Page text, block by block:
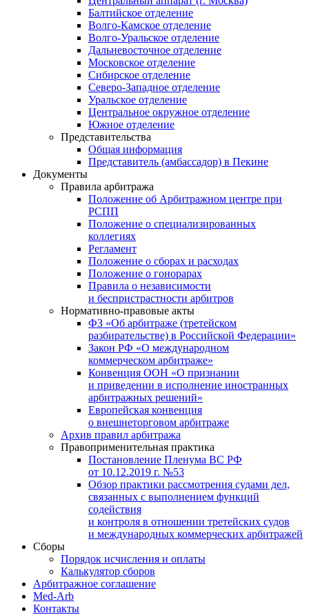
Балтийское отделение
Волго-Камское отделение
Волго-Уральское отделение
Дальневосточное отделение
Московское отделение
Сибирское отделение
Северо-Западное отделение
Уральское отделение
Центральное окружное отделение
Южное отделение
Представительства
Общая информация
Представитель (амбассадор) в Пекине
Документы
Правила арбитража
Положение об Арбитражном центре при
РСПП
Положение о специализированных
коллегиях
Регламент
Положение о сборах и расходах
Положение о гонорарах
Правила о независимости
и беспристрастности арбитров
Нормативно-правовые акты
ФЗ «Об арбитраже (третейском
разбирательстве) в Российской Федерации»
Закон РФ «О международном
коммерческом арбитраже»
Конвенция ООН «О признании
и приведении в исполнение иностранных
арбитражных решений»
Европейская конвенция
о внешнеторговом арбитраже
Архив правил арбитража
Правоприменительная практика
Постановление Пленума ВС РФ
от 10.12.2019 г. №53
Обзор практики рассмотрения судами дел,
связанных с выполнением функций
содействия
и контроля в отношении третейских судов
и международных коммерческих арбитражей
Сборы
Порядок исчисления и оплаты
Калькулятор сборов
Арбитражное соглашение
Med-Arb
Контакты